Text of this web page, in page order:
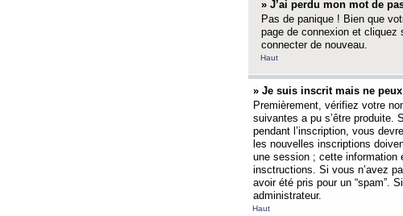
» J’ai perdu mon mot de
Pas de panique ! Bien que
page de connexion et cliquez
connecter de nouveau.
Haut
» Je suis inscrit mais ne
Premièrement, vérifiez votre
suivantes a pu s’être produite.
pendant l’inscription, vous
les nouvelles inscriptions
une session ; cette information
insctructions. Si vous n’avez
avoir été pris pour un “spam”.
administrateur.
Haut